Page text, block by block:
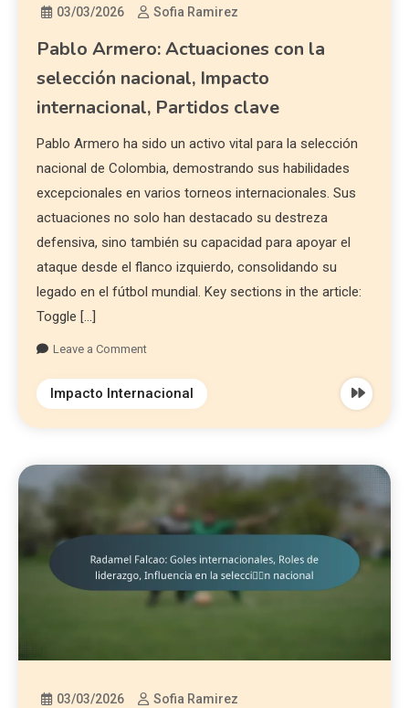
03/03/2026 Sofia Ramirez
Pablo Armero: Actuaciones con la
selección nacional, Impacto
internacional, Partidos clave
Pablo Armero ha sido un activo vital para la selección
nacional de Colombia, demostrando sus habilidades
excepcionales en varios torneos internacionales. Sus
actuaciones no solo han destacado su destreza
defensiva, sino también su capacidad para apoyar el
ataque desde el flanco izquierdo, consolidando su
legado en el fútbol mundial. Key sections in the article:
Toggle […]
Leave a Comment
Impacto Internacional
03/03/2026 Sofia Ramirez